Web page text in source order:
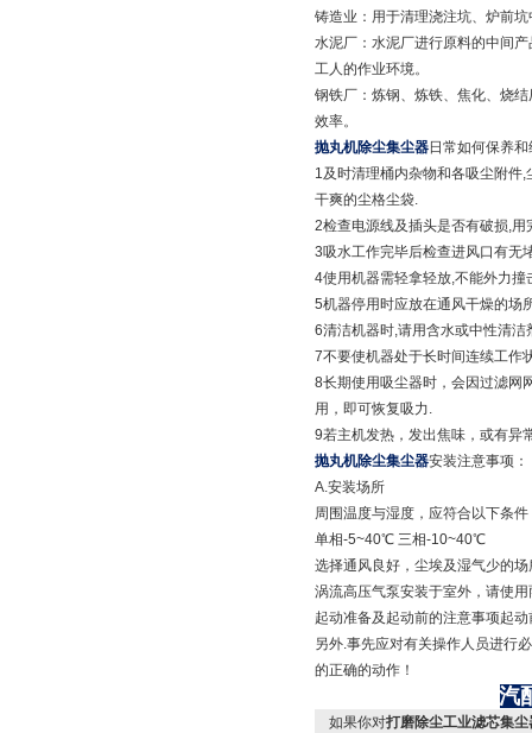
铸造业：用于清理浇注坑、炉前
水泥厂：水泥厂进行原料的中间
工人的作业环境。
钢铁厂：炼钢、炼铁、焦化、烧
效率。
抛丸机除尘集尘器日常如何保养
1及时清理桶内杂物和各吸尘附件
干爽的尘格尘袋.
2检查电源线及插头是否有破损,
3吸水工作完毕后检查进风口有无
4使用机器需轻拿轻放,不能外力撞
5机器停用时应放在通风干燥的场
6清洁机器时,请用含水或中性清
7不要使机器处于长时间连续工作
8长期使用吸尘器时，会因过滤网
用，即可恢复吸力.
9若主机发热，发出焦味，或有异
抛丸机除尘集尘器安装注意事项：
A.安装场所
周围温度与湿度，应符合以下条件
单相-5~40℃ 三相-10~40℃
选择通风良好，尘埃及湿气少的场
涡流高压气泵安装于室外，请使用
起动准备及起动前的注意事项起
另外.事先应对有关操作人员进行
的正确的动作！
汽
如果你对打磨除尘工业滤芯集尘